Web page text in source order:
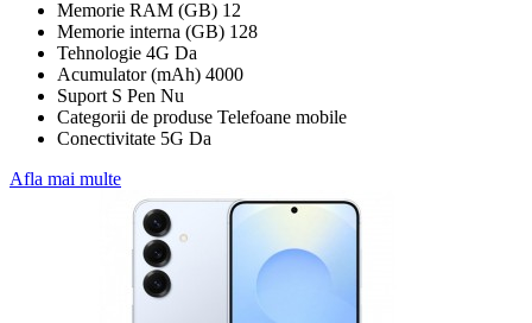
Memorie RAM (GB) 12
Memorie interna (GB) 128
Tehnologie 4G Da
Acumulator (mAh) 4000
Suport S Pen Nu
Categorii de produse Telefoane mobile
Conectivitate 5G Da
Afla mai multe